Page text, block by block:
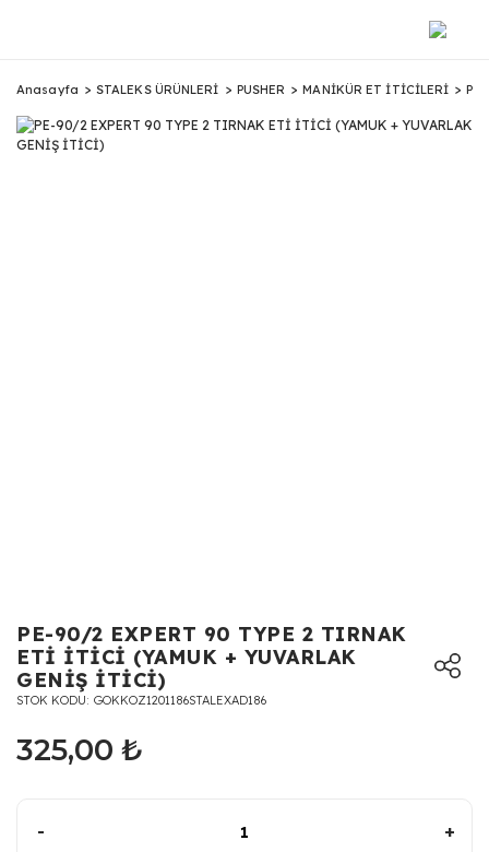
Anasayfa STALEKS ÜRÜNLERİ PUSHER MANİKÜR ET İTİCİLERİ
PE-90/2 EXPERT 90 TYPE 2 TIRNAK
ETİ İTİCİ (YAMUK + YUVARLAK
GENİŞ İTİCİ)
STOK KODU GOKKOZ1201186STALEXAD186
325,00 ₺
- +